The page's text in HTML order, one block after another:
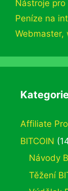
Nástroje pro
Peníze na
Webmaster,
Affiliate
BITCOIN
Návody
Těžení